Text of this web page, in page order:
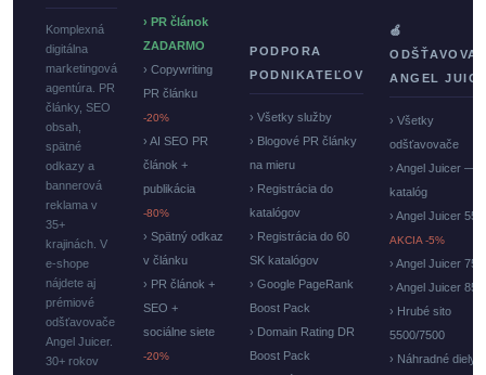
Komplexná
digitálna
marketingová
agentúra. PR
články, SEO
obsah,
spätné
odkazy a
bannerová
reklama v
35+
krajinách. V
e-shope
nájdete aj
prémiové
odšťavovače
Angel Juicer.
30+ rokov
› PR článok
ZADARMO
› Copywriting
PR článku
-20%
› AI SEO PR
článok +
publikácia
-80%
› Spätný odkaz
v článku
› PR článok +
SEO +
sociálne siete
-20%
PODPORA
PODNIKATEĽOV
› Všetky služby
› Blogové PR články
na mieru
› Registrácia do
katalógov
› Registrácia do 60
SK katalógov
› Google PageRank
Boost Pack
› Domain Rating DR
Boost Pack
🍏
ANGEL
› Všetky
odšťavovače
› Angel Juicer —
katalóg
› Angel Juicer
AKCIA -5%
› Angel Juicer
› Angel Juicer
› Hrubé sito
5500/7500
› Náhradné diely